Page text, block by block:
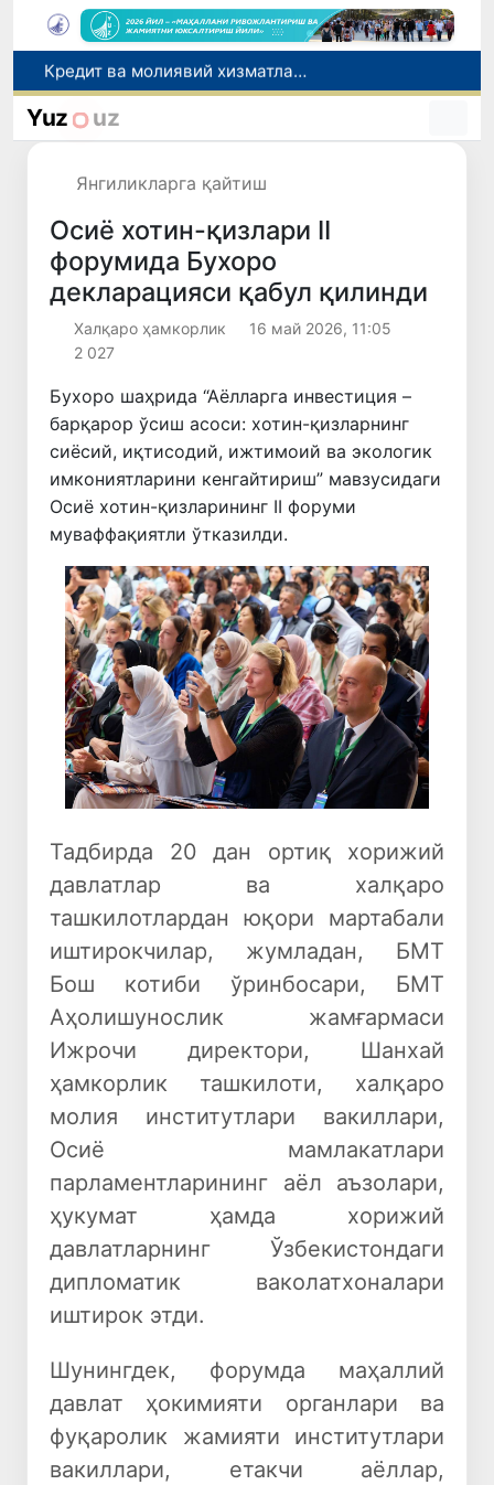
Кредит ва молиявий хизматлар рекламасига огоҳлантириш талаби киритилади
FOTON ва MKBANK стратегик ҳамкорлик ва бўлиб тўлаш шартлари!
Yuz uz
Янгиликларга қайтиш
Осиё хотин-қизлари II
форумида Бухоро
декларацияси қабул қилинди
Халқаро ҳамкорлик
16 май 2026, 11:05
2 027
Бухоро шаҳрида “Аёлларга инвестиция –
барқарор ўсиш асоси: хотин-қизларнинг
сиёсий, иқтисодий, ижтимоий ва экологик
имкониятларини кенгайтириш” мавзусидаги
Осиё хотин-қизларининг II форуми
муваффақиятли ўтказилди.
Олдинги Кейинги
Тадбирда 20 дан ортиқ хорижий
давлатлар ва халқаро
ташкилотлардан юқори мартабали
иштирокчилар, жумладан, БМТ
Бош котиби ўринбосари, БМТ
Аҳолишунослик жамғармаси
Ижрочи директори, Шанхай
ҳамкорлик ташкилоти, халқаро
молия институтлари вакиллари,
Осиё мамлакатлари
парламентларининг аёл аъзолари,
ҳукумат ҳамда хорижий
давлатларнинг Ўзбекистондаги
дипломатик ваколатхоналари
иштирок этди.
Шунингдек, форумда маҳаллий
давлат ҳокимияти органлари ва
фуқаролик жамияти институтлари
вакиллари, етакчи аёллар,